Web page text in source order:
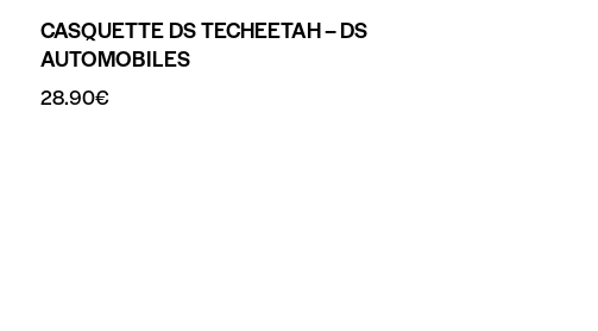
CASQUETTE DS TECHEETAH – DS
AUTOMOBILES
28.90€